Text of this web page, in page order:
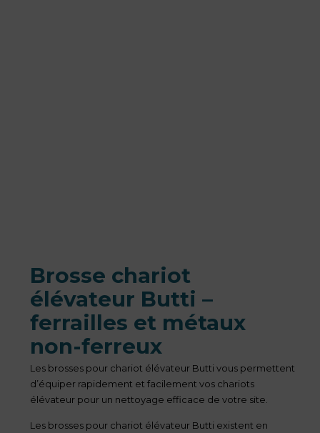
Brosse chariot
élévateur Butti –
ferrailles et métaux
non-ferreux
Les brosses pour chariot élévateur Butti vous permettent
d’équiper rapidement et facilement vos chariots
élévateur pour un nettoyage efficace de votre site.
Les brosses pour chariot élévateur Butti existent en